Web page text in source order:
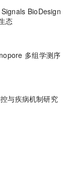
BioDesign
态
多组学测序
与疾病机制研究